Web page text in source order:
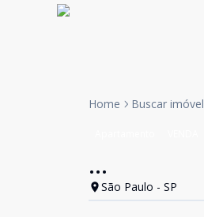
Home Buscar imóvel
...
São Paulo - SP